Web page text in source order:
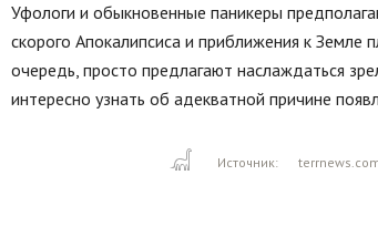
Уфологи и обыкновенные паникеры
скорого Апокалипсиса и приближения к
очередь, просто предлагают наслаждаться
интересно узнать об адекватной причине
Источник: